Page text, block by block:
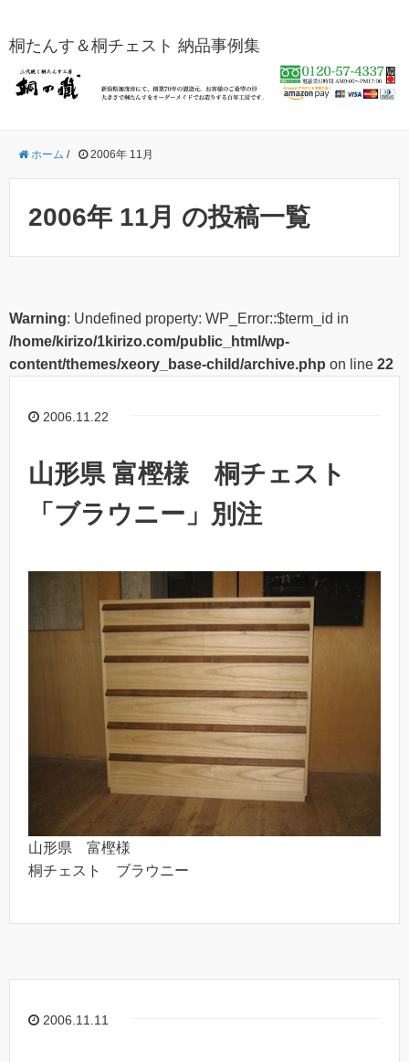
桐たんす＆桐チェスト 納品事例集
ホーム / 2006年 11月
2006年 11月 の投稿一覧
Warning: Undefined property: WP_Error::$term_id in
/home/kirizo/1kirizo.com/public_html/wp-
content/themes/xeory_base-child/archive.php on line 22
2006.11.22
山形県 富樫様 桐チェスト
「ブラウニー」別注
山形県 富樫様
桐チェスト ブラウニー
2006.11.11